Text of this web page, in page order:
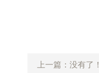
上一篇：没有了！